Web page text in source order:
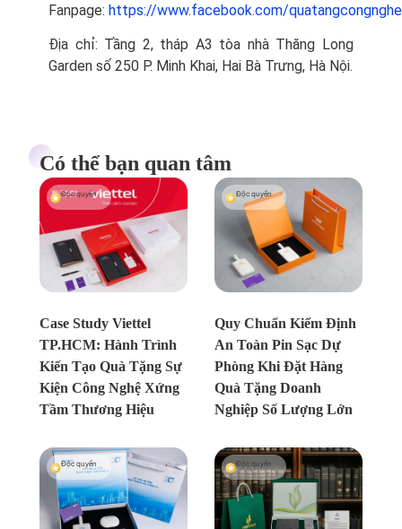
Fanpage: https://www.facebook.com/
Địa chỉ: Tầng 2, tháp A3 tòa nhà Thăng Long
Garden số 250 P. Minh Khai, Hai Bà Trưng, Hà Nội.
Có thể bạn quan tâm
Case Study Viettel
TP.HCM: Hành Trình
Kiến Tạo Quà Tặng Sự
Kiện Công Nghệ Xứng
Tầm Thương Hiệu
Độc quyền
Quy Chuẩn Kiểm Định
An Toàn Pin Sạc Dự
Phòng Khi Đặt Hàng
Quà Tặng Doanh
Nghiệp Số Lượng Lớn
Độc quyền
Độc quyền Độc quyền